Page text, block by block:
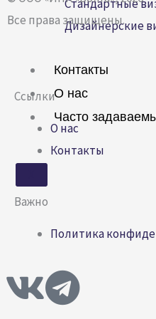
Стандартные
Дизайнерские
Контакты
О нас
Часто
Все права защищены.
Ссылки
О нас
Контакты
Важно
Политика
V T